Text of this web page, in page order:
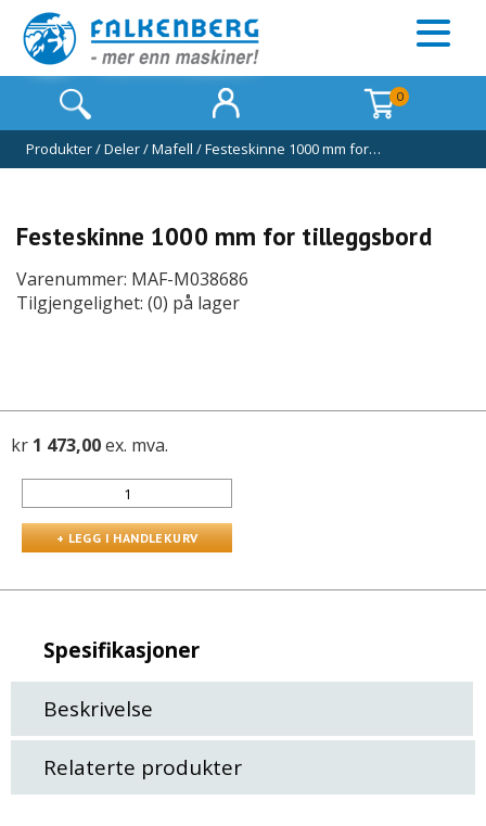
0
Produkter/Deler/Mafell /Festeskinne 1000 mm for…
Festeskinne 1000 mm for tilleggsbord
Varenummer: MAF-M038686
Tilgjengelighet: (0) på lager
kr 1 473,00ex. mva.
Spesifikasjoner
Beskrivelse
Relaterte produkter